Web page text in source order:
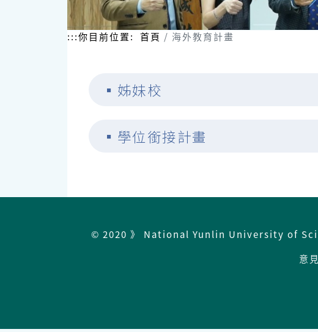
:::你目前位置: 首頁 海外教育計畫
▪ 姊妹校
▪ 學位銜接計畫
© 2020 》 National Yunlin University of
意